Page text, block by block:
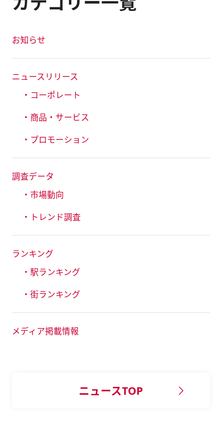
お知らせ
ニュースリリース
・コーポレート
・商品・サービス
・プロモーション
調査データ
・市場動向
・トレンド調査
ランキング
・駅ランキング
・街ランキング
メディア掲載情報
ニュースTOP